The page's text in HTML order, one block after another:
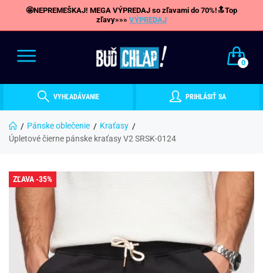
🤩NEPREMEŠKAJ! MEGA VÝPREDAJ so zľavami do 70%!🔝Top
zľavy»»» VÝPREDAJ
0
VYHĽADÁVANIE PRIHLÁSIŤ SA
Pánske oblečenie
Kraťasy
Úpletové čierne pánske kraťasy V2 SRSK-0124
ZĽAVA -35%